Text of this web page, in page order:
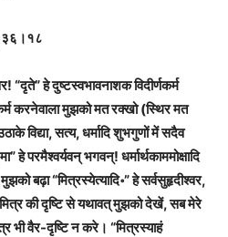
३६।१८
“दृते”हे दुष्टस्वभावनाशक विदीर्णकर्म
करनेवाला मुझको मत रक्खो (स्थिर मत
विद्या, सत्य, धर्मादि शुभगुणों में सदैव
”हे परमैश्वर्यवन् भगवन्! धर्मार्थकाममोक्षादि
बढ़ा “मित्रस्येत्यादि॰”हे सर्वसुहृदीश्वर,
मित्र की दृष्टि से यथावत् मुझको देखें, सब मेरे
भी वैर-दृष्टि न करे। “मित्रस्याहं